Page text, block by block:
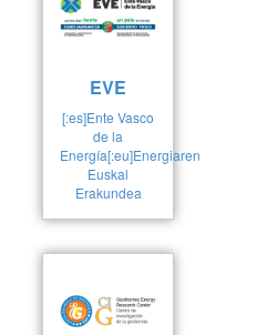
EVE
[:es]Ente Vasco
de la
Energía[:eu]Energiaren
Euskal
Erakundea